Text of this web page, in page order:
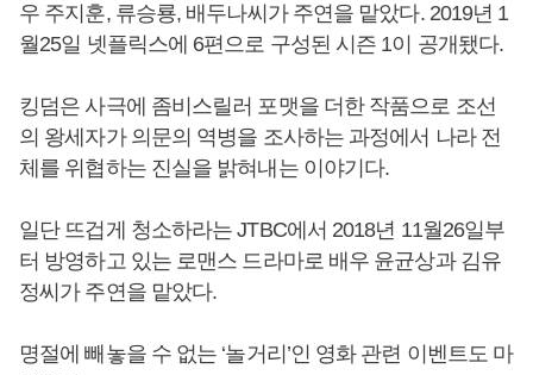
우 주지훈, 류승룡, 배두나씨가 주연을 맡았다. 2019년 1
월25일 넷플릭스에 6편으로 구성된 시즌 1이 공개됐다.
킹덤은 사극에 좀비스릴러 포맷을 더한 작품으로 조선
의 왕세자가 의문의 역병을 조사하는 과정에서 나라 전
체를 위협하는 진실을 밝혀내는 이야기다.
일단 뜨겁게 청소하라는 JTBC에서 2018년 11월26일부
터 방영하고 있는 로맨스 드라마로 배우 윤균상과 김유
정씨가 주연을 맡았다.
명절에 빼놓을 수 없는 ‘놀거리’인 영화 관련 이벤트도 마